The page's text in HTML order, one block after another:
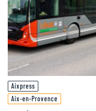
Aixpress
Aix-en-Provence